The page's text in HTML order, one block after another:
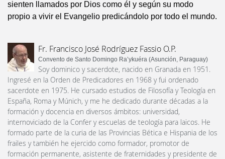
sienten llamados por Dios como él y según su modo
propio a vivir el Evangelio predicándolo por todo el mundo.
Fr. Francisco José Rodríguez Fassio O.P.
Convento de Santo Domingo Ra’ykuéra (Asunción, Paraguay)
Soy dominico y sacerdote, nacido en Granada en 1951.
Ingresé en la Orden de Predicadores en 1968 y fui ordenado
sacerdote en 1975. He cursado estudios de Filosofía y Teología en
España, Roma y Múnich, y me he dedicado durante décadas a la
formación y docencia en diversos ámbitos: universidad,
internoviciado de la Confer y escuelas de teología para laicos. He
formado parte de la curia de las Provincias Bética e Hispania de los
frailes y también he ejercido como formador, promotor de
formación permanente, asistente de fraternidades y presidente de